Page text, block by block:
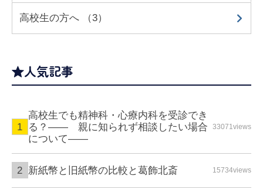
高校生の方へ （3）
人気記事
高校生でも精神科・心療内科を受診でき
る？—— 親に知られず相談したい場合
について――
33071views
新紙幣と旧紙幣の比較と葛飾北斎 15734views